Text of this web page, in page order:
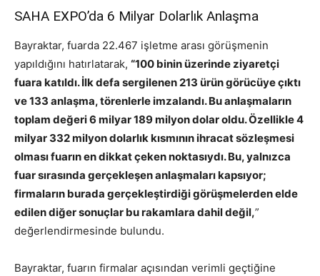
SAHA EXPO’da 6 Milyar Dolarlık Anlaşma
Bayraktar, fuarda 22.467 işletme arası görüşmenin
yapıldığını hatırlatarak, “100 binin üzerinde ziyaretçi
fuara katıldı. İlk defa sergilenen 213 ürün görücüye çıktı
ve 133 anlaşma, törenlerle imzalandı. Bu anlaşmaların
toplam değeri 6 milyar 189 milyon dolar oldu. Özellikle 4
milyar 332 milyon dolarlık kısmının ihracat sözleşmesi
olması fuarın en dikkat çeken noktasıydı. Bu, yalnızca
fuar sırasında gerçekleşen anlaşmaları kapsıyor;
firmaların burada gerçekleştirdiği görüşmelerden elde
edilen diğer sonuçlar bu rakamlara dahil değil,”
değerlendirmesinde bulundu.
Bayraktar, fuarın firmalar açısından verimli geçtiğine